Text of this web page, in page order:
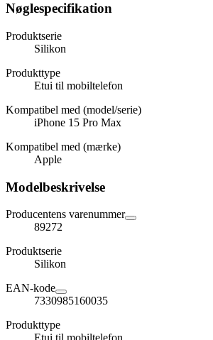
Nøglespecifikation
Produktserie
Silikon
Produkttype
Etui til mobiltelefon
Kompatibel med (model/serie)
iPhone 15 Pro Max
Kompatibel med (mærke)
Apple
Modelbeskrivelse
Producentens varenummer
89272
Produktserie
Silikon
EAN-kode
7330985160035
Produkttype